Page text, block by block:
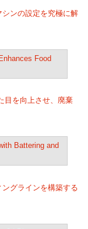
ンの設定を究極に解
目を向上させ、廃棄
グラインを構築する